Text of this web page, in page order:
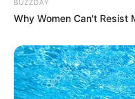
BUZZDAY
Why Women Can't Resist